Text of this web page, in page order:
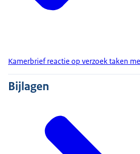
Kamerbrief reactie op verzoek taken
Bijlagen